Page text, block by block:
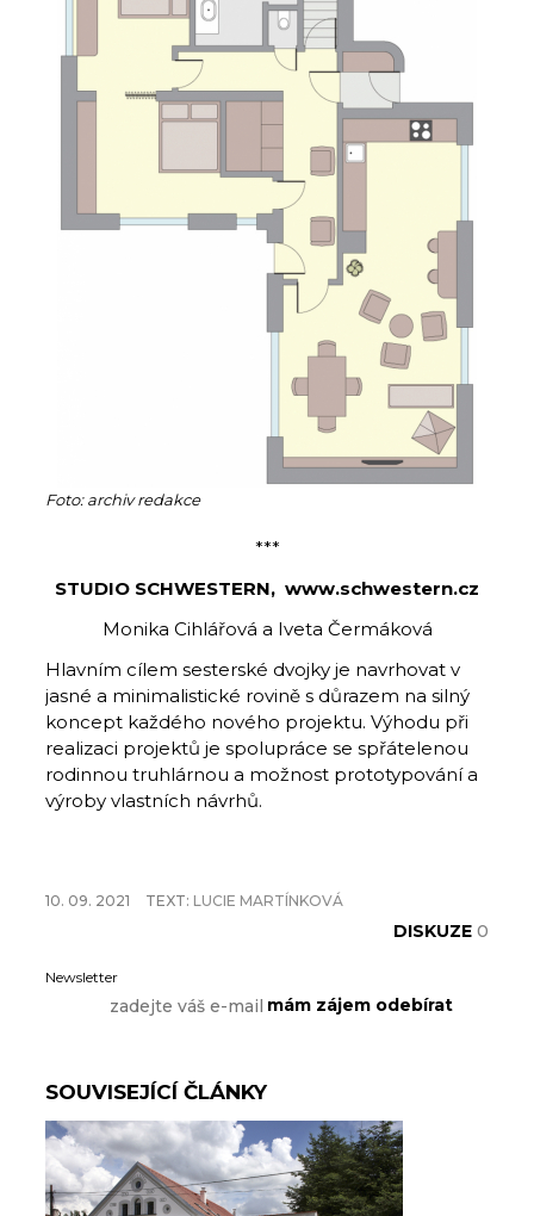
Foto: archiv redakce
***
STUDIO SCHWESTERN, www.schwestern.cz
Monika Cihlářová a Iveta Čermáková
Hlavním cílem sesterské dvojky je navrhovat v
jasné a minimalistické rovině s důrazem na silný
koncept každého nového projektu. Výhodu při
realizaci projektů je spolupráce se spřátelenou
rodinnou truhlárnou a možnost prototypování a
výroby vlastních návrhů.
10. 09. 2021 TEXT: LUCIE MARTÍNKOVÁ
DISKUZE 0
Newsletter
SOUVISEJÍCÍ ČLÁNKY